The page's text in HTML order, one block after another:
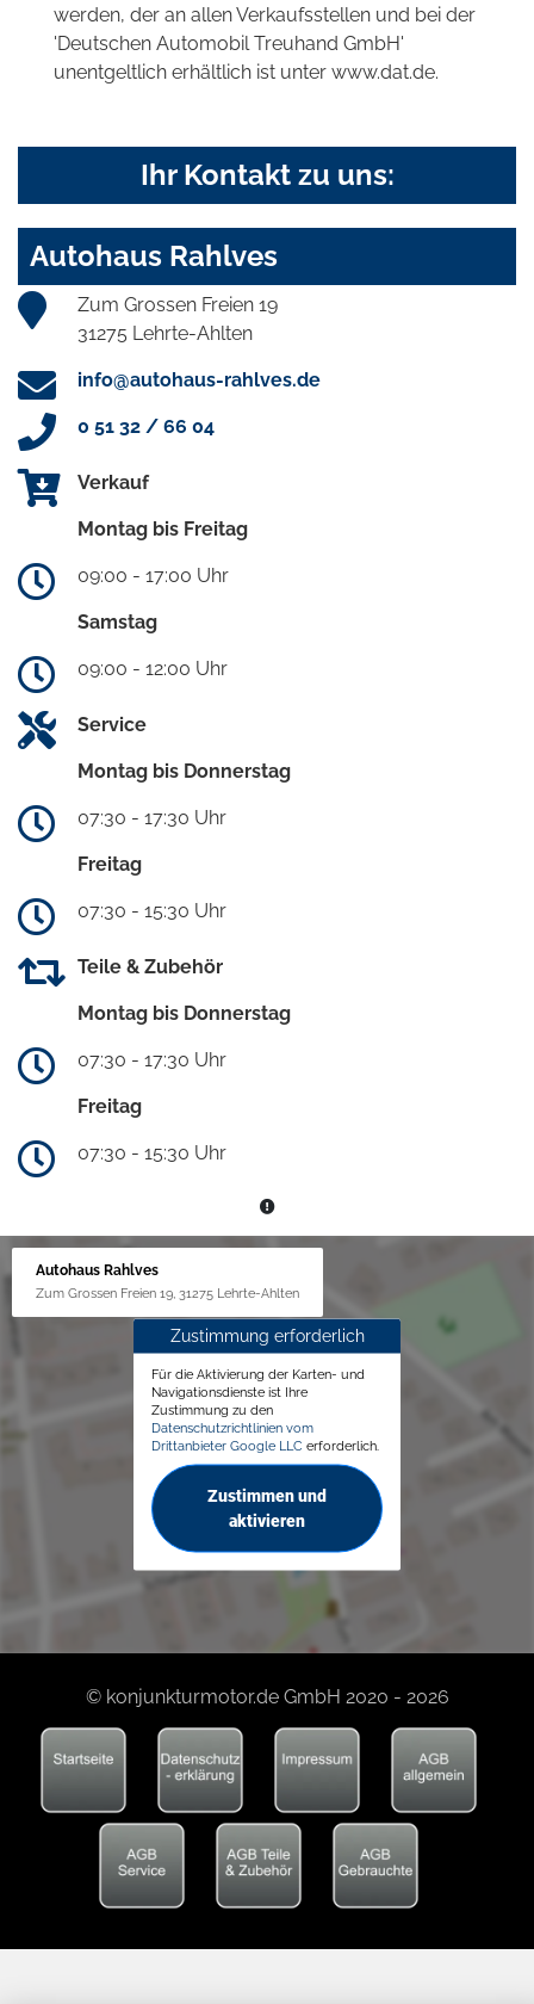
werden, der an allen Verkaufsstellen und bei der
'Deutschen Automobil Treuhand GmbH'
unentgeltlich erhältlich ist unter www.dat.de.
Ihr Kontakt zu uns:
Autohaus Rahlves
Zum Grossen Freien 19
31275 Lehrte-Ahlten
info@autohaus-rahlves.de
0 51 32 / 66 04
Verkauf
Montag bis Freitag
09:00 - 17:00 Uhr
Samstag
09:00 - 12:00 Uhr
Service
Montag bis Donnerstag
07:30 - 17:30 Uhr
Freitag
07:30 - 15:30 Uhr
Teile & Zubehör
Montag bis Donnerstag
07:30 - 17:30 Uhr
Freitag
07:30 - 15:30 Uhr
Autohaus Rahlves
Zum Grossen Freien 19, 31275 Lehrte-Ahlten
Zustimmung erforderlich
Für die Aktivierung der Karten- und
Navigationsdienste ist Ihre
Zustimmung zu den
Datenschutzrichtlinien vom
Drittanbieter Google LLC erforderlich.
Zustimmen und
aktivieren
© konjunkturmotor.de GmbH 2020 - 2026